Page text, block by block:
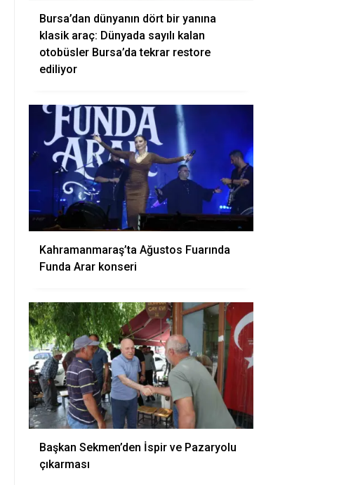
Bursa’dan dünyanın dört bir yanına
klasik araç: Dünyada sayılı kalan
otobüsler Bursa’da tekrar restore
ediliyor
Kahramanmaraş’ta Ağustos Fuarında
Funda Arar konseri
Başkan Sekmen’den İspir ve Pazaryolu
çıkarması